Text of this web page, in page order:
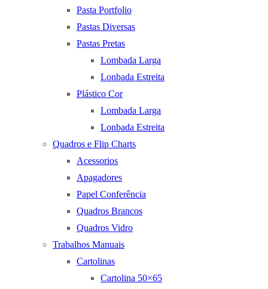
Pasta Portfolio
Pastas Diversas
Pastas Pretas
Lombada Larga
Lonbada Estreita
Plástico Cor
Lombada Larga
Lonbada Estreita
Quadros e Flip Charts
Acessorios
Apagadores
Papel Conferência
Quadros Brancos
Quadros Vidro
Trabalhos Manuais
Cartolinas
Cartolina 50×65